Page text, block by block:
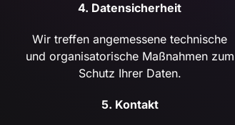
4. Datensicherheit
Wir treffen angemessene technische
und organisatorische Maßnahmen zum
Schutz Ihrer Daten.
5. Kontakt